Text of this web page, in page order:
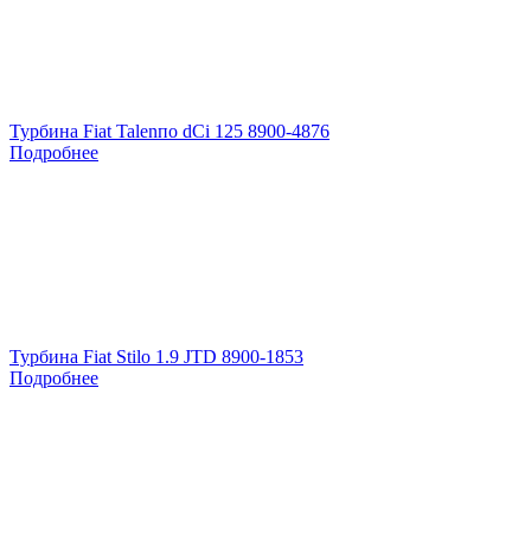
Турбина Fiat Talenпо dCi 125 8900-4876
Подробнее
Турбина Fiat Stilo 1.9 JTD 8900-1853
Подробнее